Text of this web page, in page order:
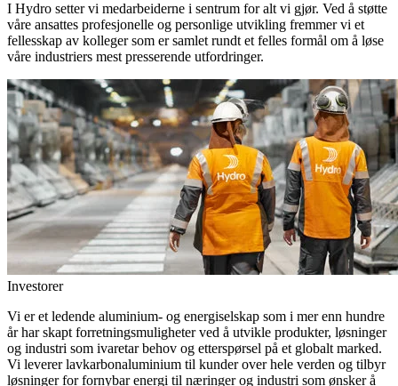
I Hydro setter vi medarbeiderne i sentrum for alt vi gjør. Ved å støtte
våre ansattes profesjonelle og personlige utvikling fremmer vi et
fellesskap av kolleger som er samlet rundt et felles formål om å løse
våre industriers mest presserende utfordringer.
Investorer
Vi er et ledende aluminium- og energiselskap som i mer enn hundre
år har skapt forretningsmuligheter ved å utvikle produkter, løsninger
og industri som ivaretar behov og etterspørsel på et globalt marked.
Vi leverer lavkarbonaluminium til kunder over hele verden og tilbyr
løsninger for fornybar energi til næringer og industri som ønsker å